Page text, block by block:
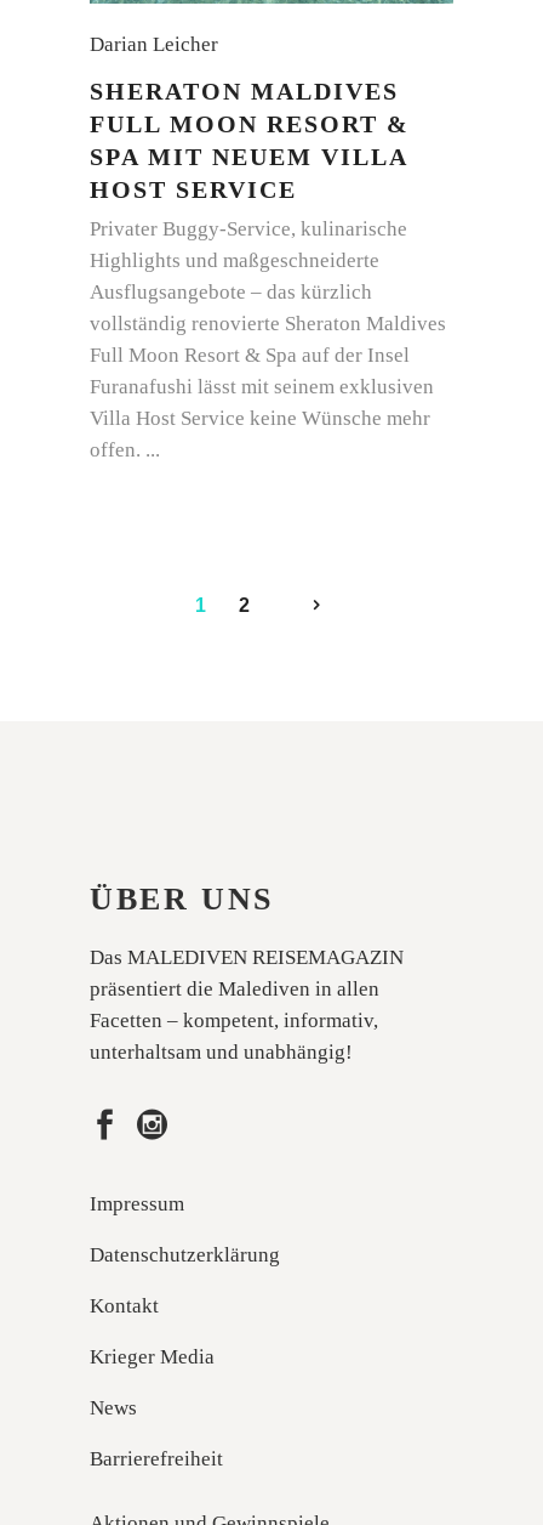
Darian Leicher
SHERATON MALDIVES
FULL MOON RESORT &
SPA MIT NEUEM VILLA
HOST SERVICE
Privater Buggy-Service, kulinarische
Highlights und maßgeschneiderte
Ausflugsangebote – das kürzlich
vollständig renovierte Sheraton Maldives
Full Moon Resort & Spa auf der Insel
Furanafushi lässt mit seinem exklusiven
Villa Host Service keine Wünsche mehr
offen.
1 2
ÜBER UNS
Das MALEDIVEN REISEMAGAZIN
präsentiert die Malediven in allen
Facetten – kompetent, informativ,
unterhaltsam und unabhängig!
Impressum
Datenschutzerklärung
Kontakt
Krieger Media
News
Barrierefreiheit